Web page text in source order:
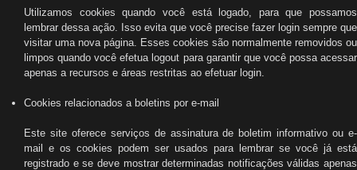
Utilizamos cookies quando você está logado, para que possamos
lembrar dessa ação. Isso evita que você precise fazer login sempre que
visitar uma nova página. Esses cookies são normalmente removidos ou
limpos quando você efetua logout para garantir que você possa acessar
apenas a recursos e áreas restritas ao efetuar login.
Cookies relacionados a boletins por e-mail
Este site oferece serviços de assinatura de boletim informativo ou e-
mail e os cookies podem ser usados ​​para lembrar se você já está
registrado e se deve mostrar determinadas notificações válidas apenas